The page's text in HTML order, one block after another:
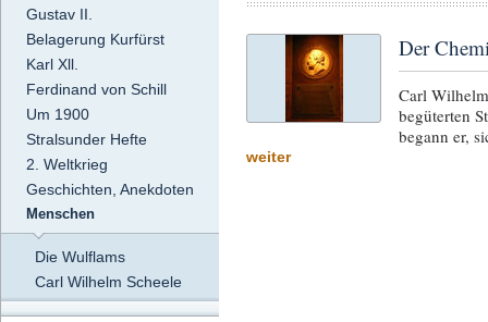
Gustav II.
Belagerung Kurfürst
Karl Xll.
Ferdinand von Schill
Um 1900
Stralsunder Hefte
2. Weltkrieg
Geschichten, Anekdoten
Menschen
Die Wulflams
Carl Wilhelm Scheele
Der
Carl
begüterten
begann er,
weiter